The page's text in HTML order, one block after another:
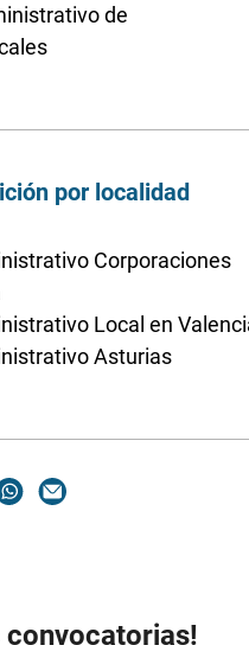
de
por localidad
Corporaciones
Local en
Asturias
convocatorias!